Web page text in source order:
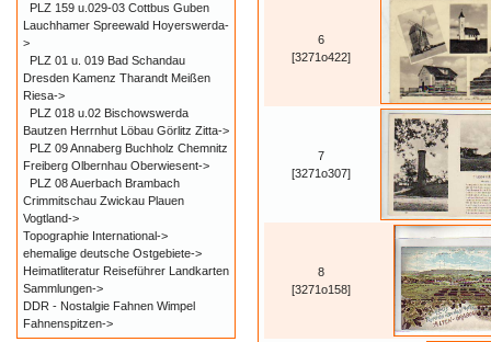
6
[3271o422]
7
[3271o307]
8
[3271o158]
PLZ 159 u.029-03 Cottbus Guben
Lauchhamer Spreewald Hoyerswerda-
>
PLZ 01 u. 019 Bad Schandau
Dresden Kamenz Tharandt Meißen
Riesa->
PLZ 018 u.02 Bischowswerda
Bautzen Herrnhut Löbau Görlitz Zitta->
PLZ 09 Annaberg Buchholz Chemnitz
Freiberg Olbernhau Oberwiesent->
PLZ 08 Auerbach Brambach
Crimmitschau Zwickau Plauen
Vogtland->
Topographie International->
ehemalige deutsche Ostgebiete->
Heimatliteratur Reiseführer Landkarten
Sammlungen->
DDR - Nostalgie Fahnen Wimpel
Fahnenspitzen->